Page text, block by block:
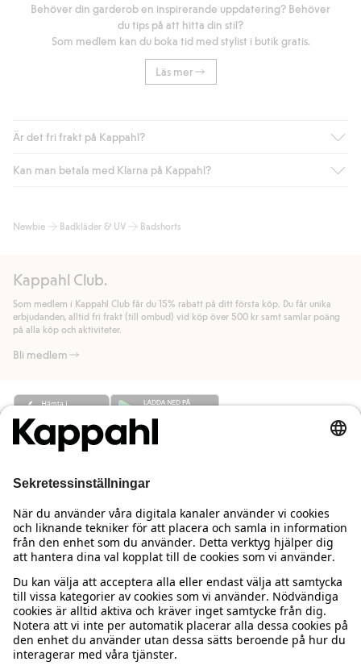
Behöver din garderob en inspirerande uppdatering? Behöver
du tips på att hitta din stil?
Som medlem kan du boka tid med stylist i butik gratis.
Läs mer
Är det fri frakt på Kappahl?
Är du medlem i Kappahl Club har du alltid gratis frakt till butik
automatik efter du loggat in och identifierats som medlem.
handlar för.
Läs mer
Kan man betala med Klarna på Kappahl?
bland annat faktura och swish men även andra betalningssätt.
allmänna villkor.
Läs mer
Newbie Badkläder & UV Badshorts
Kappahl Club.
Som medlem i Kappahl Club får du 15% rabatt på ditt första köp. Du får unika
erbjudanden, alltid fri frakt (till ombud) vid köp över 500 kr samt samlar poäng
på alla köp och aktiviteter.
Bli medlem
Behöver du hjälp?
Kundservice
Vanliga frågor
Beställning & retur
Kontakta oss
Kappahl Club
Logga in
Kappahl Club
Medlemsvillkor
Om oss
Om Kappahl Group
Villkor & policy